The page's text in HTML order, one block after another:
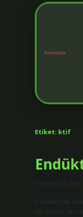
Anasayfa
Etiket: ktif
Tarih: Mart 11, 2026
Endüktif Ne
öğreniyor ve